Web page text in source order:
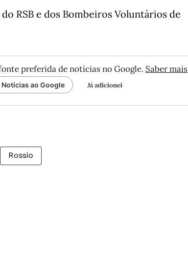
RSB e dos Bombeiros Voluntários de
preferida de notícias no Google. Saber mais
ao Google Já adicionei
Rossio